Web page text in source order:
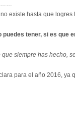
……
no existe hasta que
puedes tener, si es que
que siempre has hecho,
para el año 2016, ya